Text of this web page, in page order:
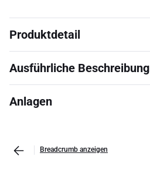
Produktdetail
Ausführliche Beschreibung
Anlagen
Breadcrumb anzeigen